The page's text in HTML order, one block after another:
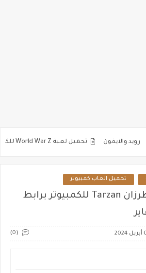
تحميل لعبة World War Z للكمبيوتر والاندرويد مضغوطة كاملة برابط مباشر
تحميل العاب كمبيوتر
تحميل لعبة طرزان Tarzan للكمبيوتر برابط
(0)